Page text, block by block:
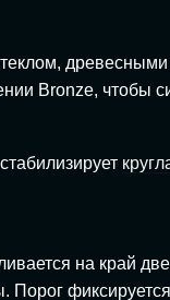
Bronze, чтобы
на край
Порог фиксируется